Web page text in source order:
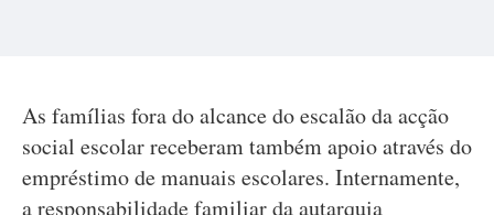
As famílias fora do alcance do escalão da acção
social escolar receberam também apoio através do
empréstimo de manuais escolares. Internamente,
a responsabilidade familiar da autarquia